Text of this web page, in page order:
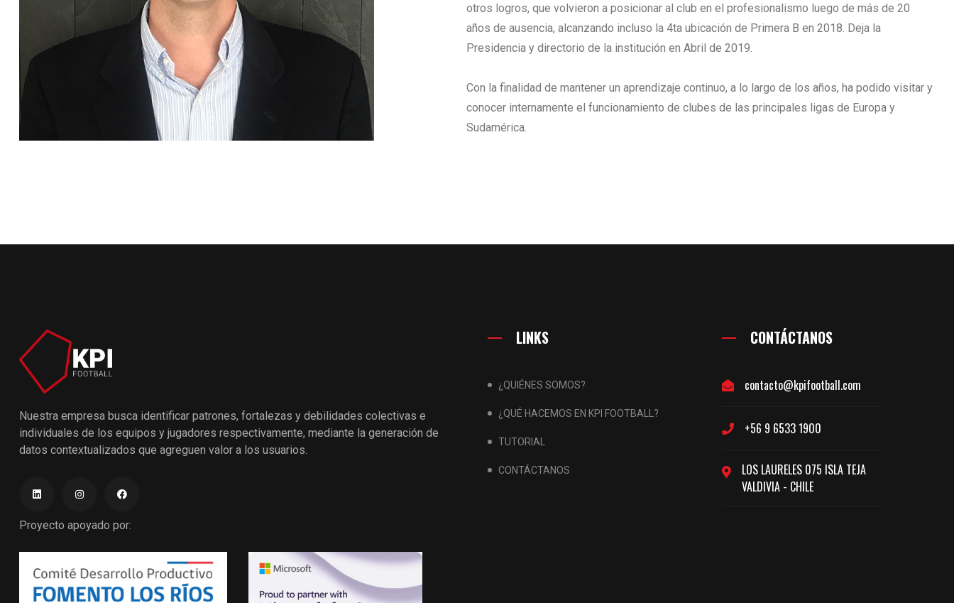
otros logros, que volvieron a posicionar al club en el profesionalismo luego de más de 20
años de ausencia, alcanzando incluso la 4ta ubicación de Primera B en 2018. Deja la
Presidencia y directorio de la institución en Abril de 2019.
Con la finalidad de mantener un aprendizaje continuo, a lo largo de los años, ha podido visitar y
conocer internamente el funcionamiento de clubes de las principales ligas de Europa y
Sudamérica.
Nuestra empresa busca identificar patrones, fortalezas y debilidades colectivas e
individuales de los equipos y jugadores respectivamente, mediante la generación de
datos contextualizados que agreguen valor a los usuarios.
LINKS
¿QUIÉNES SOMOS?
¿QUÉ HACEMOS EN KPI FOOTBALL?
TUTORIAL
CONTÁCTANOS
CONTÁCTANOS
contacto@kpifootball.com
+56 9 6533 1900
LOS LAURELES 075 ISLA TEJA
VALDIVIA - CHILE
Proyecto apoyado por: